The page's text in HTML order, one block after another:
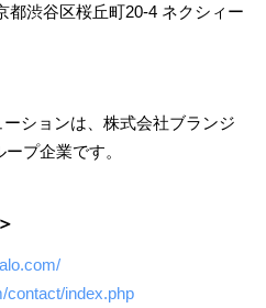
都渋谷区桜丘町20-4 ネクシィー
ションは、株式会社ブランジ
プ企業です。
contact/index.php